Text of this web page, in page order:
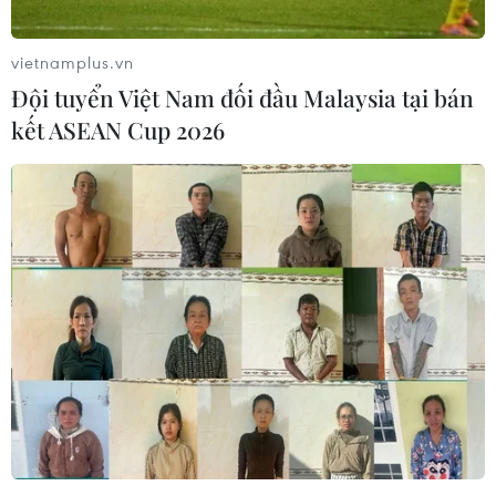
07/08/2026 05:12
Nghệ nhân Đặng Văn Hậu
thổi sức sống mới cho nghệ thuật tò
he truyền thống
07/08/2026 03:19
Sập công trình tại Cuba khiến 2
người tử vong
07/08/2026 01:48
Syria: Nổ xe buýt gần thủ đô
Damascus khiến 2 người chết và 13
vietnamplus.vn
Đội tuyển Việt Nam đối đầu Malaysia tại bán
kết ASEAN Cup 2026